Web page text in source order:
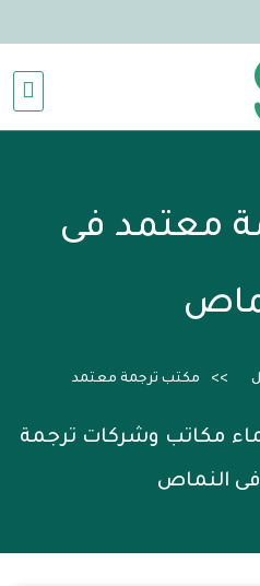
معتمد فى
مكتب ترجمة معتمد
مكاتب وشركات ترجمة
النماص